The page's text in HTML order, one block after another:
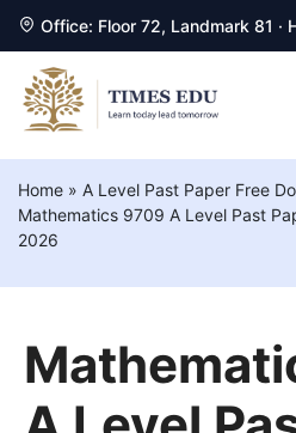
Office: Floor 72, Landmark 81 ·
Chuyển
đến
nội
dung
Home » A Level Past Paper Free
Mathematics 9709 A Level Past
2026